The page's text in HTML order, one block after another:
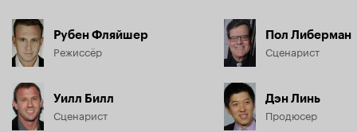
Рубен Фляйшер
Режиссёр
Уилл Билл
Сценарист
Пол Либерман
Сценарист
Дэн Линь
Продюсер